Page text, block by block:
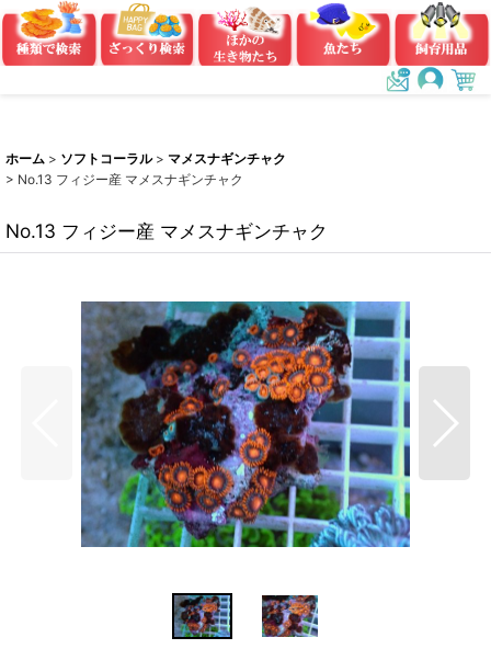
ホーム > ソフトコーラル > マメスナギンチャク
> No.13 フィジー産 マメスナギンチャク
No.13 フィジー産 マメスナギンチャク